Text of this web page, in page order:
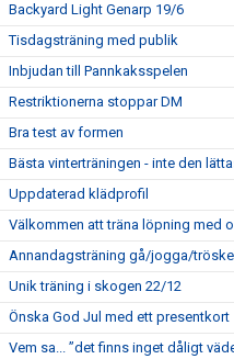
Backyard Light Genarp 19/6
Tisdagsträning med publik
Inbjudan till Pannkaksspelen
Restriktionerna stoppar DM
Bra test av formen
Bästa vinterträningen - inte den
Uppdaterad klädprofil
Välkommen att träna löpning med
Annandagsträning gå/jogga/tröskel
Unik träning i skogen 22/12
Önska God Jul med ett presentkort
Vem sa... ”det finns inget dåligt